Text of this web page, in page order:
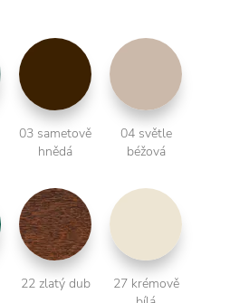
03 sametově
hnědá
04 světle
béžová
22 zlatý dub
27 krémově